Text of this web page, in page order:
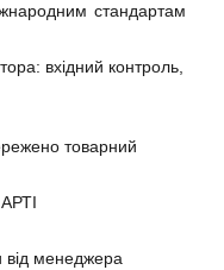
стандартам
вхідний контроль,
товарний
від менеджера